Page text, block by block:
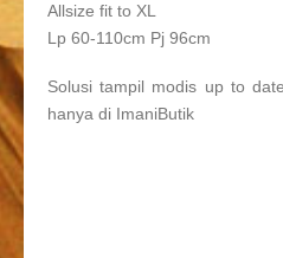
Allsize fit to XL
Lp 60-110cm Pj 96cm
Solusi tampil modis up to
hanya di ImaniButik